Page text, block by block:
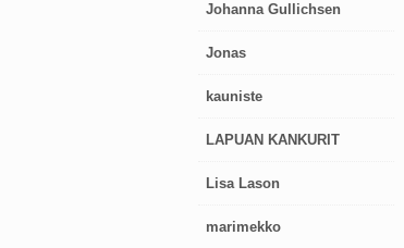
Johanna Gullichsen
Jonas
kauniste
LAPUAN KANKURIT
Lisa Lason
marimekko